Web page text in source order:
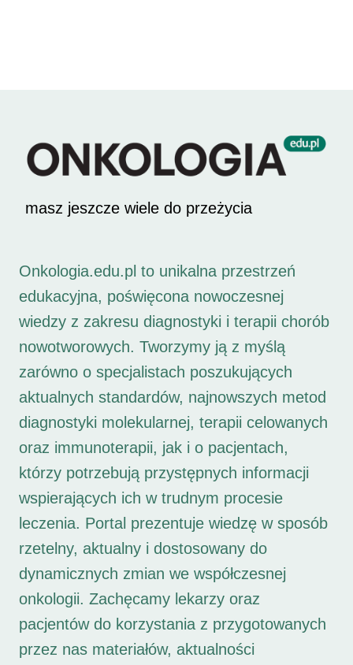
masz jeszcze wiele do przeżycia
Onkologia.edu.pl to unikalna przestrzeń
edukacyjna, poświęcona nowoczesnej
wiedzy z zakresu diagnostyki i terapii chorób
nowotworowych. Tworzymy ją z myślą
zarówno o specjalistach poszukujących
aktualnych standardów, najnowszych metod
diagnostyki molekularnej, terapii celowanych
oraz immunoterapii, jak i o pacjentach,
którzy potrzebują przystępnych informacji
wspierających ich w trudnym procesie
leczenia. Portal prezentuje wiedzę w sposób
rzetelny, aktualny i dostosowany do
dynamicznych zmian we współczesnej
onkologii. Zachęcamy lekarzy oraz
pacjentów do korzystania z przygotowanych
przez nas materiałów, aktualności